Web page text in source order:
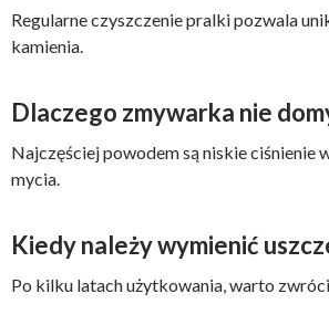
Regularne czyszczenie pralki pozwala
kamienia.
Dlaczego zmywarka nie
Najczęściej powodem są niskie ciśnienie
mycia.
Kiedy należy wymienić
Po kilku latach użytkowania, warto